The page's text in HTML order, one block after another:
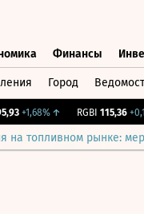
Финансы
Город
+1,68%↑ RGBI 115,36
на топливном рынке: